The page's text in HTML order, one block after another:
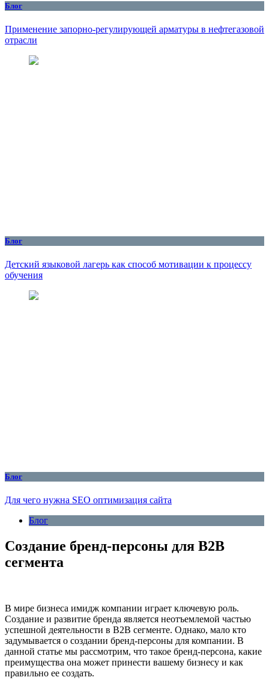
Блог
Применение запорно-регулирующей арматуры в нефтегазовой
отрасли
Блог
Детский языковой лагерь как способ мотивации к процессу
обучения
Блог
Для чего нужна SEO оптимизация сайта
Блог
Создание бренд-персоны для B2B
сегмента
В мире бизнеса имидж компании играет ключевую роль.
Создание и развитие бренда является неотъемлемой частью
успешной деятельности в B2B сегменте. Однако, мало кто
задумывается о создании бренд-персоны для компании. В
данной статье мы рассмотрим, что такое бренд-персона, какие
преимущества она может принести вашему бизнесу и как
правильно ее создать.